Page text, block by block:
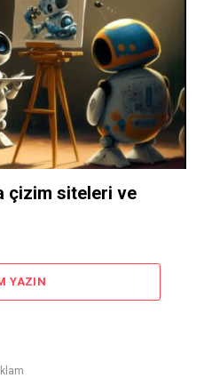
çizim siteleri ve
YAZIN